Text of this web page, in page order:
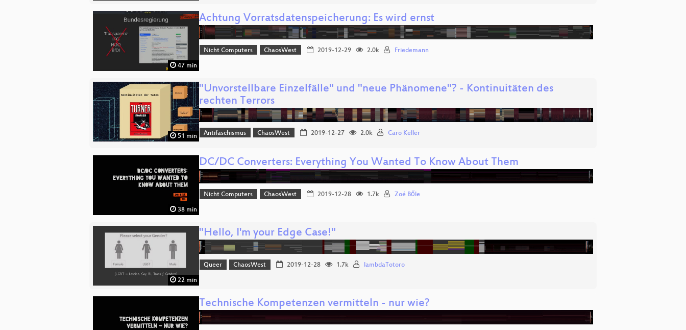
47 min
Achtung Vorratsdatenspeicherung: Es wird ernst
Nicht Computers ChaosWest 2019-12-29 2.0k Friedemann
51 min
"Unvorstellbare Einzelfälle" und "neue Phänomene"? - Kontinuitäten des
rechten Terrors
Antifaschismus ChaosWest 2019-12-27 2.0k Caro Keller
38 min
DC/DC Converters: Everything You Wanted To Know About Them
Nicht Computers ChaosWest 2019-12-28 1.7k Zoé Bőle
22 min
"Hello, I'm your Edge Case!"
Queer ChaosWest 2019-12-28 1.7k lambdaTotoro
Technische Kompetenzen vermitteln - nur wie?